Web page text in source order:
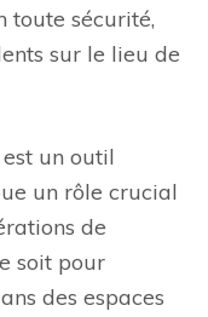
toute sécurité,
sur le lieu de
un outil
un rôle crucial
de
soit pour
des espaces